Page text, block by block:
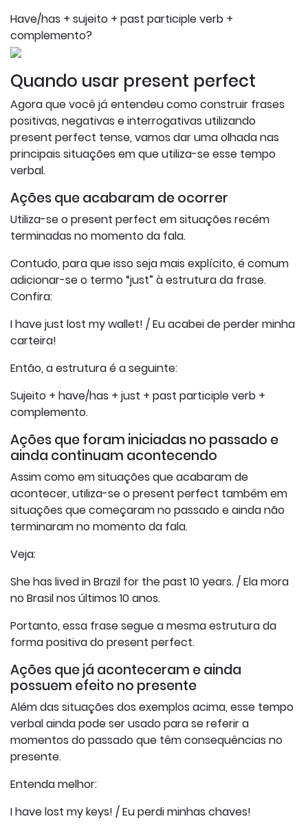
Have/has + sujeito + past participle verb +
complemento?
Quando usar present perfect
Agora que você já entendeu como construir frases
positivas, negativas e interrogativas utilizando
present perfect tense, vamos dar uma olhada nas
principais situações em que utiliza-se esse tempo
verbal.
Ações que acabaram de ocorrer
Utiliza-se o present perfect em situações recém
terminadas no momento da fala.
Contudo, para que isso seja mais explícito, é comum
adicionar-se o termo “just” à estrutura da frase.
Confira:
I have just lost my wallet! / Eu acabei de perder minha
carteira!
Então, a estrutura é a seguinte:
Sujeito + have/has + just + past participle verb +
complemento.
Ações que foram iniciadas no passado e
ainda continuam acontecendo
Assim como em situações que acabaram de
acontecer, utiliza-se o present perfect também em
situações que começaram no passado e ainda não
terminaram no momento da fala.
Veja:
She has lived in Brazil for the past 10 years. / Ela mora
no Brasil nos últimos 10 anos.
Portanto, essa frase segue a mesma estrutura da
forma positiva do present perfect.
Ações que já aconteceram e ainda
possuem efeito no presente
Além das situações dos exemplos acima, esse tempo
verbal ainda pode ser usado para se referir a
momentos do passado que têm consequências no
presente.
Entenda melhor:
I have lost my keys! / Eu perdi minhas chaves!